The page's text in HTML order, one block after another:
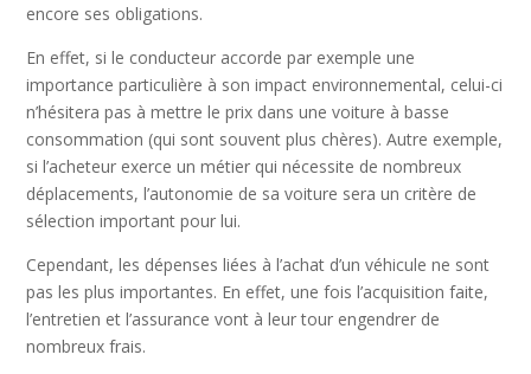
encore ses obligations.
En effet, si le conducteur accorde par exemple une
importance particulière à son impact environnemental, celui-ci
n’hésitera pas à mettre le prix dans une voiture à basse
consommation (qui sont souvent plus chères). Autre exemple,
si l’acheteur exerce un métier qui nécessite de nombreux
déplacements, l’autonomie de sa voiture sera un critère de
sélection important pour lui.
Cependant, les dépenses liées à l’achat d’un véhicule ne sont
pas les plus importantes. En effet, une fois l’acquisition faite,
l’entretien et l’assurance vont à leur tour engendrer de
nombreux frais.